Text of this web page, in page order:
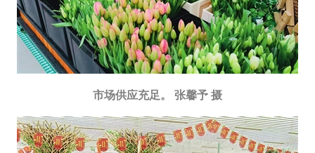
市场供应充足。 张馨予 摄